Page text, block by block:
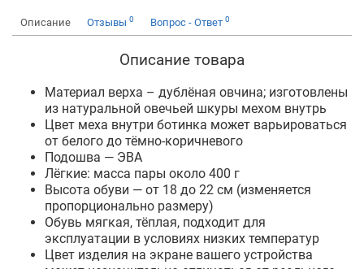
Описание Отзывы 0 Вопрос - Ответ 0
Описание товара
Материал верха – дублёная овчина; изготовлены
из натуральной овечьей шкуры мехом внутрь
Цвет меха внутри ботинка может варьироваться
от белого до тёмно-коричневого
Подошва — ЭВА
Лёгкие: масса пары около 400 г
Высота обуви — от 18 до 22 см (изменяется
пропорционально размеру)
Обувь мягкая, тёплая, подходит для
эксплуатации в условиях низких температур
Цвет изделия на экране вашего устройства